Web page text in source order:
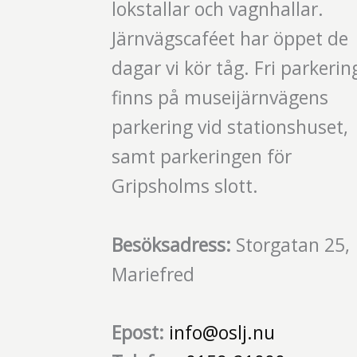
lokstallar och vagnhallar.
Järnvägscaféet har öppet de
dagar vi kör tåg. Fri
finns på museijärnvägens
parkering vid stationshuset,
samt parkeringen för
Gripsholms slott.
Besöksadress: Storgatan 25,
Mariefred
Epost: info@oslj.nu